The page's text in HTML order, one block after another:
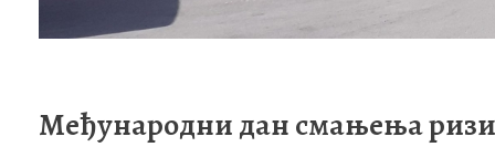
Међународни дан смањења